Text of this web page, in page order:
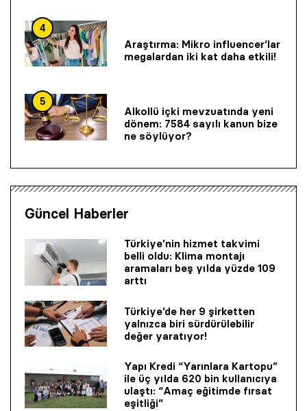
4
Araştırma: Mikro influencer’lar
megalardan iki kat daha etkili!
5
Alkollü içki mevzuatında yeni
dönem: 7584 sayılı kanun bize
ne söylüyor?
Güncel Haberler
Türkiye’nin hizmet takvimi
belli oldu: Klima montajı
aramaları beş yılda yüzde 109
arttı
Türkiye’de her 9 şirketten
yalnızca biri sürdürülebilir
değer yaratıyor!
Yapı Kredi “Yarınlara Kartopu”
ile üç yılda 620 bin kullanıcıya
ulaştı: “Amaç eğitimde fırsat
eşitliği”